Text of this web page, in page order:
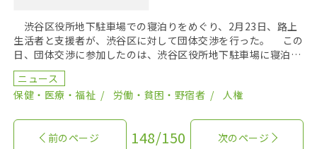
渋谷区役所地下駐車場での寝泊りをめぐり、2月23日、路上
生活者と支援者が、渋谷区に対して団体交渉を行った。 この
日、団体交渉に参加したのは、渋谷区役所地下駐車場に寝泊り
する生活者と、「聖公会野宿者支援活動・渋谷」や「 […]
ニュース
保健・医療・福祉
労働・貧困・野宿者 人権
前のページ 148/150 次のページ